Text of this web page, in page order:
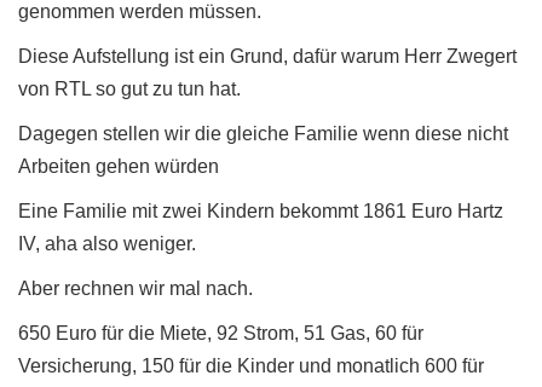
genommen werden müssen.
Diese Aufstellung ist ein Grund, dafür warum Herr Zwegert
von RTL so gut zu tun hat.
Dagegen stellen wir die gleiche Familie wenn diese nicht
Arbeiten gehen würden
Eine Familie mit zwei Kindern bekommt 1861 Euro Hartz
IV, aha also weniger.
Aber rechnen wir mal nach.
650 Euro für die Miete, 92 Strom, 51 Gas, 60 für
Versicherung, 150 für die Kinder und monatlich 600 für